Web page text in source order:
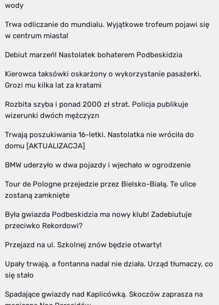
wody
Trwa odliczanie do mundialu. Wyjątkowe trofeum pojawi się
w centrum miasta!
Debiut marzeń! Nastolatek bohaterem Podbeskidzia
Kierowca taksówki oskarżony o wykorzystanie pasażerki.
Grozi mu kilka lat za kratami
Rozbita szyba i ponad 2000 zł strat. Policja publikuje
wizerunki dwóch mężczyzn
Trwają poszukiwania 16-letki. Nastolatka nie wróciła do
domu [AKTUALIZACJA]
BMW uderzyło w dwa pojazdy i wjechało w ogrodzenie
Tour de Pologne przejedzie przez Bielsko-Białą. Te ulice
zostaną zamknięte
Była gwiazda Podbeskidzia ma nowy klub! Zadebiutuje
przeciwko Rekordowi?
Przejazd na ul. Szkolnej znów będzie otwarty!
Upały trwają, a fontanna nadal nie działa. Urząd tłumaczy, co
się stało
Spadające gwiazdy nad Kaplicówką. Skoczów zaprasza na